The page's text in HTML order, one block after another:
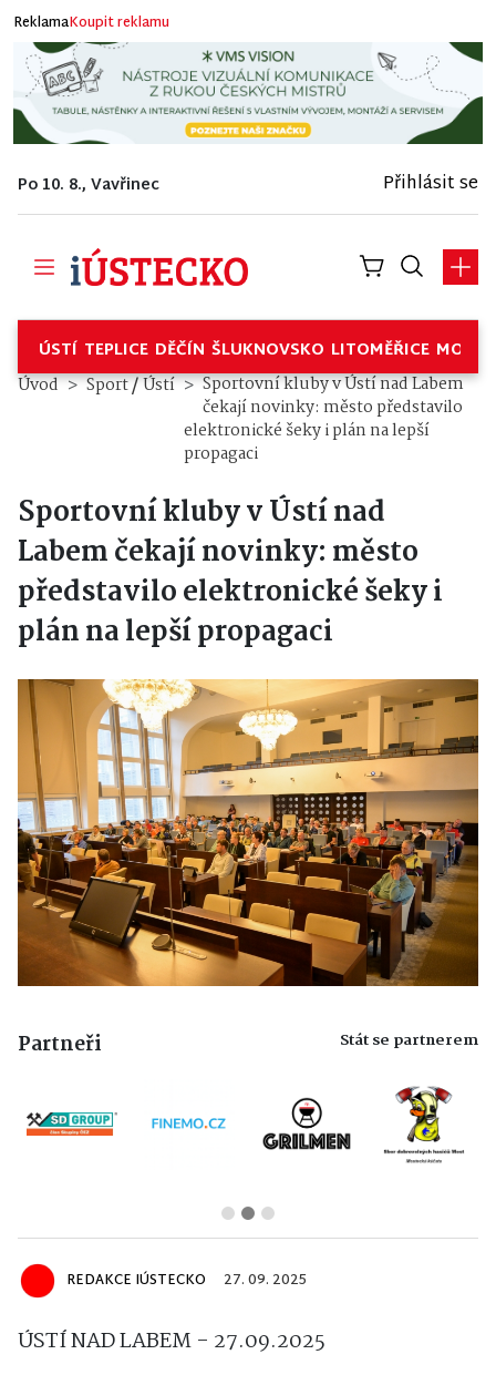
ReklamaKoupit reklamu
Po 10. 8., Vavřinec Přihlásit se
ÚSTÍ TEPLICE DĚČÍN ŠLUKNOVSKO LITOMĚŘICE
Úvod Sport/Ústí
Sportovní kluby v Ústí nad Labem
čekají novinky: město představilo
elektronické šeky i plán na lepší
propagaci
Sportovní kluby v Ústí nad
Labem čekají novinky: město
představilo elektronické šeky i
plán na lepší propagaci
Partneři Stát se partnerem
REDAKCE IÚSTECKO 27. 09. 2025
ÚSTÍ NAD LABEM - 27.09.2025